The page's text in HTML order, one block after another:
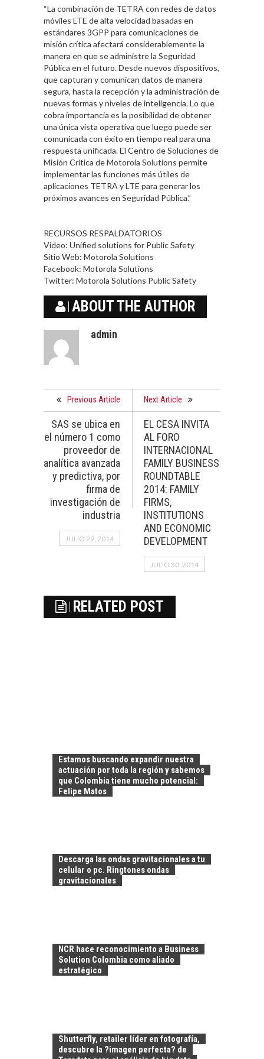
“La combinación de TETRA con redes de datos
móviles LTE de alta velocidad basadas en
estándares 3GPP para comunicaciones de
misión crítica afectará considerablemente la
manera en que se administre la Seguridad
Pública en el futuro. Desde nuevos dispositivos,
que capturan y comunican datos de manera
segura, hasta la recepción y la administración de
nuevas formas y niveles de inteligencia. Lo que
cobra importancia es la posibilidad de obtener
una única vista operativa que luego puede ser
comunicada con éxito en tiempo real para una
respuesta unificada. El Centro de Soluciones de
Misión Crítica de Motorola Solutions permite
implementar las funciones más útiles de
aplicaciones TETRA y LTE para generar los
próximos avances en Seguridad Pública.”
RECURSOS RESPALDATORIOS
Video: Unified solutions for Public Safety
Sitio Web: Motorola Solutions
Facebook: Motorola Solutions
Twitter: Motorola Solutions Public Safety
ABOUT THE AUTHOR
admin
Previous Article
SAS se ubica en
el número 1 como
proveedor de
analítica avanzada
y predictiva, por
firma de
investigación de
industria
JULIO 29, 2014
Next Article
EL CESA INVITA
AL FORO
INTERNACIONAL
FAMILY BUSINESS
ROUNDTABLE
2014: FAMILY
FIRMS,
INSTITUTIONS
AND ECONOMIC
DEVELOPMENT
JULIO 30, 2014
RELATED POST
Estamos buscando expandir nuestra
actuación por toda la región y sabemos
que Colombia tiene mucho potencial:
Felipe Matos
Descarga las ondas gravitacionales a tu
celular o pc. Ringtones ondas
gravitacionales
NCR hace reconocimiento a Business
Solution Colombia como aliado
estratégico
Shutterfly, retailer líder en fotografía,
descubre la ?imagen perfecta? de
DE LOS RECURSOS
HUMANOS EN LAS
las empresas…
PARA PYMES EN
CHILE:
ALTERNATIVAS MÁS